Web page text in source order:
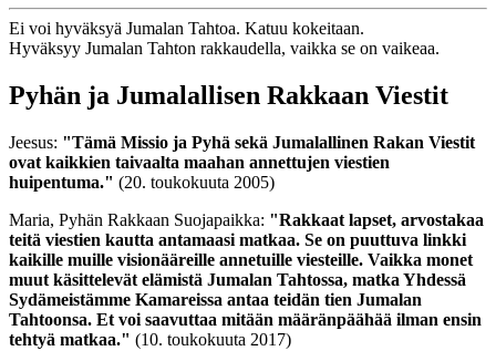
Ei voi hyväksyä Jumalan Tahtoa. Katuu kokeitaan.
Hyväksyy Jumalan Tahton rakkaudella, vaikka se on vaikeaa.
Pyhän ja Jumalallisen Rakkaan Viestit
Jeesus: "Tämä Missio ja Pyhä sekä Jumalallinen Rakan Viestit
ovat kaikkien taivaalta maahan annettujen viestien
huipentuma." (20. toukokuuta 2005)
Maria, Pyhän Rakkaan Suojapaikka: "Rakkaat lapset, arvostakaa
teitä viestien kautta antamaasi matkaa. Se on puuttuva linkki
kaikille muille visionääreille annetuille viesteille. Vaikka monet
muut käsittelevät elämistä Jumalan Tahtossa, matka Yhdessä
Sydämeistämme Kamareissa antaa teidän tien Jumalan
Tahtoonsa. Et voi saavuttaa mitään määränpäähää ilman ensin
tehtyä matkaa." (10. toukokuuta 2017)